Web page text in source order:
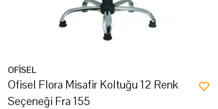
OFİSEL
Ofisel Flora Misafir Koltuğu 12 Renk
Seçeneği Fra 155